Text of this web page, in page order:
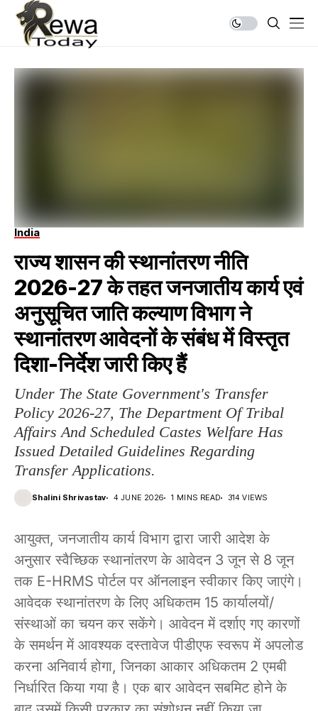
India
राज्य शासन की स्थानांतरण नीति
2026-27 के तहत जनजातीय कार्य एवं
अनुसूचित जाति कल्याण विभाग ने
स्थानांतरण आवेदनों के संबंध में विस्तृत
दिशा-निर्देश जारी किए हैं
Under The State Government's Transfer
Policy 2026-27, The Department Of Tribal
Affairs And Scheduled Castes Welfare Has
Issued Detailed Guidelines Regarding
Transfer Applications.
Shalini Shrivastav 4 JUNE 2026 1 MINS READ 314 VIEWS
आयुक्त, जनजातीय कार्य विभाग द्वारा जारी आदेश के
अनुसार स्वैच्छिक स्थानांतरण के आवेदन 3 जून से 8 जून
तक E-HRMS पोर्टल पर ऑनलाइन स्वीकार किए जाएंगे।
आवेदक स्थानांतरण के लिए अधिकतम 15 कार्यालयों/
संस्थाओं का चयन कर सकेंगे। आवेदन में दर्शाए गए कारणों
के समर्थन में आवश्यक दस्तावेज पीडीएफ स्वरूप में अपलोड
करना अनिवार्य होगा, जिनका आकार अधिकतम 2 एमबी
निर्धारित किया गया है। एक बार आवेदन सबमिट होने के